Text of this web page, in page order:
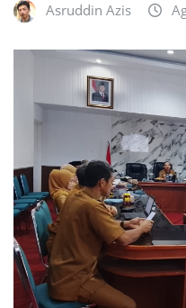
Asruddin Azis